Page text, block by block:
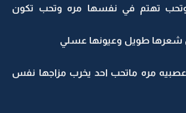
وتحب تهتم في نفسها مره وتحب تكون
شعرها طويل وعيونها عسلي
وعصبيه مره ماتحب احد يخرب مزاجها نفس